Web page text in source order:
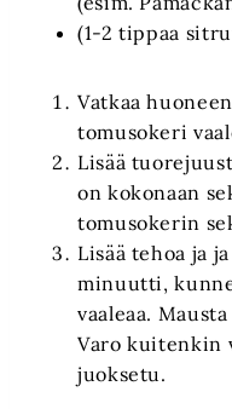
(1-2 tippaa
Vatkaa
tomusokeri
Lisää
on kokonaan
tomusokerin
Lisää tehoa ja
minuutti,
vaaleaa.
Varo kuitenkin
juoksetu.